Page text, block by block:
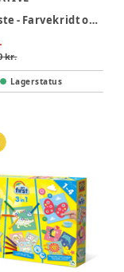
Min første - Farvekridt og dyrekort
kr.
Lagerstatus